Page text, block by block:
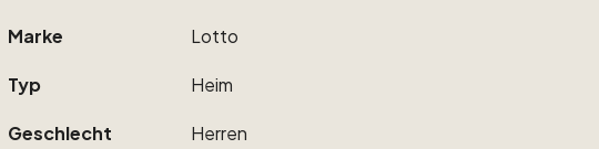
Marke Lotto
Typ Heim
Geschlecht Herren